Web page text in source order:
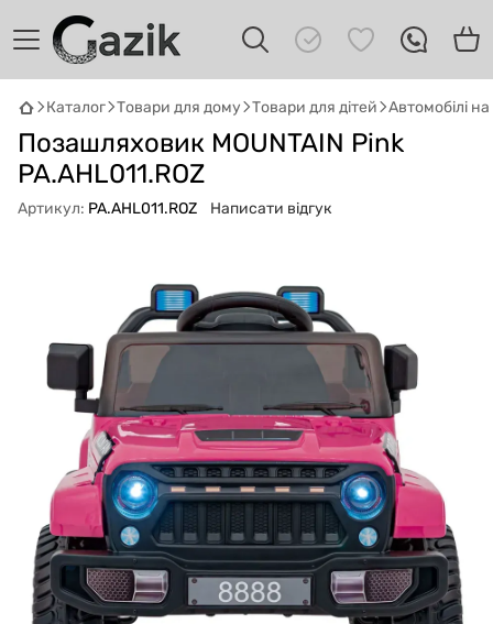
Каталог Товари для дому Товари для дітей Автомобілі
Позашляховик MOUNTAIN Pink
PA.AHL011.ROZ
Артикул: PA.AHL011.ROZ Написати відгук
GAZIKAI
Онлайн · пошук техніки
Привіт! 👋 Я Gazik AI — допоможу